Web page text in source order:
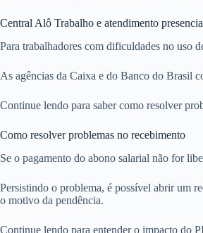
Central Alô Trabalho e atendimento
Para trabalhadores com dificuldades no uso
As agências da Caixa e do Banco do Brasil
Continue lendo para saber como resolver
Como resolver problemas no recebimento
Se o pagamento do abono salarial não for
Persistindo o problema, é possível abrir um
o motivo da pendência.
Continue lendo para entender o impacto do